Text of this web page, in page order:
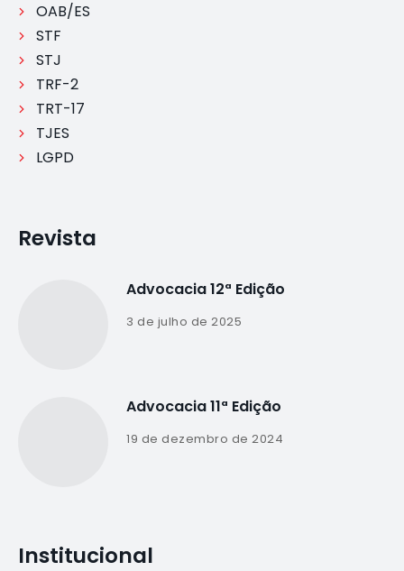
OAB/ES
STF
STJ
TRF-2
TRT-17
TJES
LGPD
Revista
Advocacia 12ª Edição
3 de julho de 2025
Advocacia 11ª Edição
19 de dezembro de 2024
Institucional